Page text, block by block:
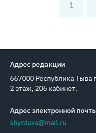
1
Адрес редакции
667000 Республика Тыва
2 этаж, 206 кабинет.
Адрес электронной
shyntuva@mail.ru